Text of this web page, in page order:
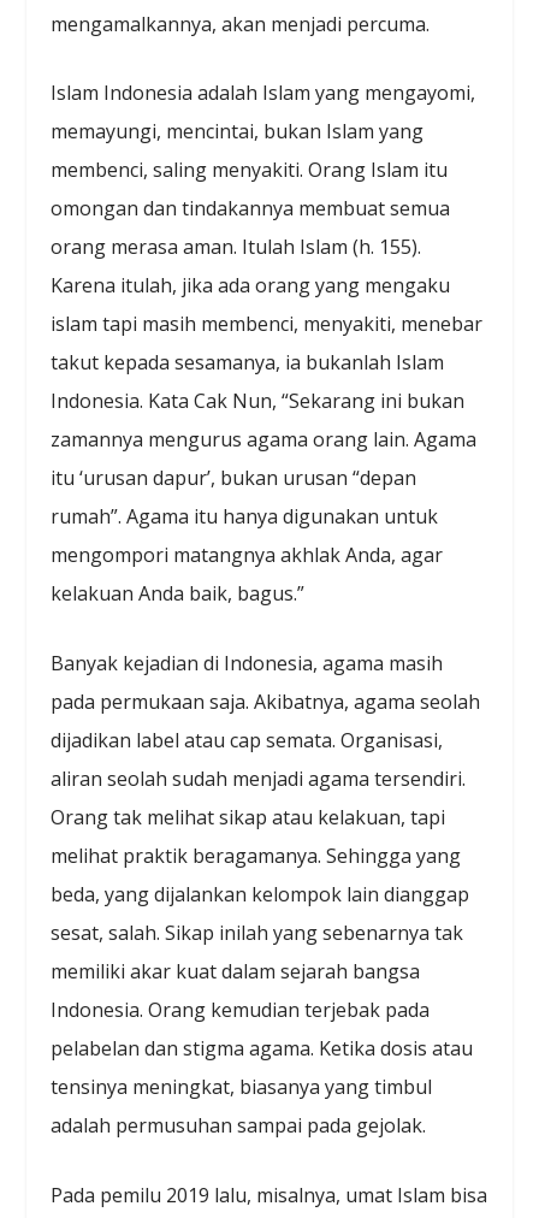
mengamalkannya, akan menjadi percuma.
Islam Indonesia adalah Islam yang mengayomi,
memayungi, mencintai, bukan Islam yang
membenci, saling menyakiti. Orang Islam itu
omongan dan tindakannya membuat semua
orang merasa aman. Itulah Islam (h. 155).
Karena itulah, jika ada orang yang mengaku
islam tapi masih membenci, menyakiti, menebar
takut kepada sesamanya, ia bukanlah Islam
Indonesia. Kata Cak Nun, “Sekarang ini bukan
zamannya mengurus agama orang lain. Agama
itu ‘urusan dapur’, bukan urusan “depan
rumah”. Agama itu hanya digunakan untuk
mengompori matangnya akhlak Anda, agar
kelakuan Anda baik, bagus.”
Banyak kejadian di Indonesia, agama masih
pada permukaan saja. Akibatnya, agama seolah
dijadikan label atau cap semata. Organisasi,
aliran seolah sudah menjadi agama tersendiri.
Orang tak melihat sikap atau kelakuan, tapi
melihat praktik beragamanya. Sehingga yang
beda, yang dijalankan kelompok lain dianggap
sesat, salah. Sikap inilah yang sebenarnya tak
memiliki akar kuat dalam sejarah bangsa
Indonesia. Orang kemudian terjebak pada
pelabelan dan stigma agama. Ketika dosis atau
tensinya meningkat, biasanya yang timbul
adalah permusuhan sampai pada gejolak.
Pada pemilu 2019 lalu, misalnya, umat Islam bisa